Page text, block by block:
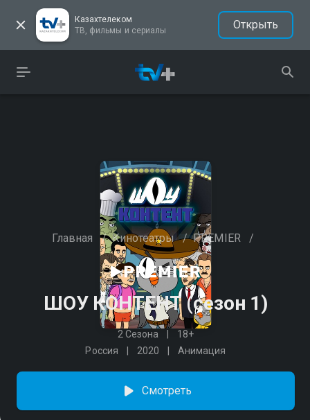
Казахтелеком
ТВ, фильмы и сериалы
Открыть
Главная / Кинотеатры / PREMIER /
ШОУ КОНТЕНТ (сезон 1)
2 Сезона
18+
Россия
2020 Анимация
Смотреть